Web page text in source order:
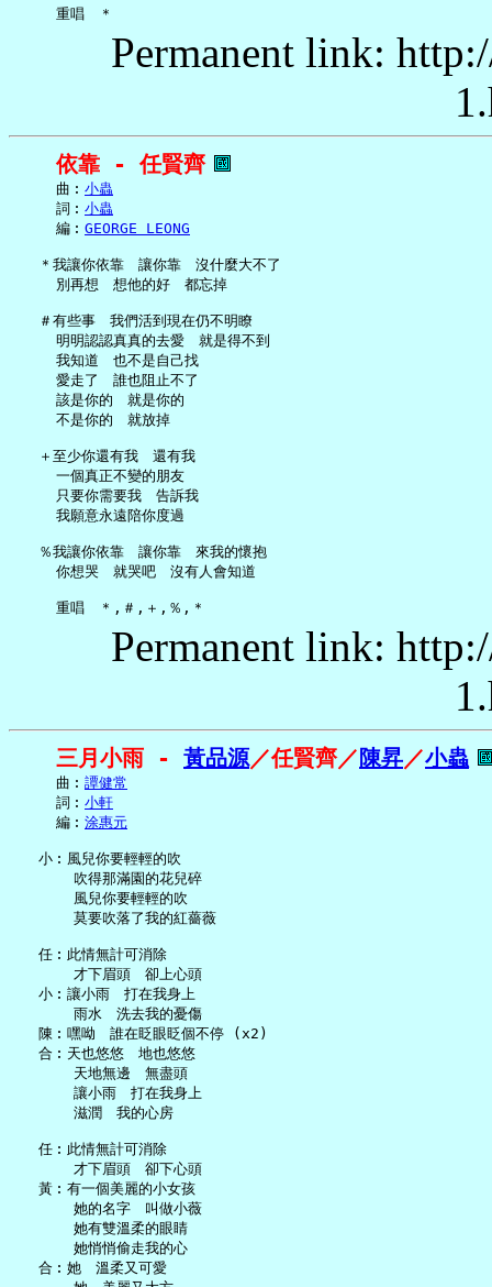
Permanent link:
依靠 - 任賢齊
     曲︰
小蟲
     詞︰
小蟲
     編︰
GEORGE LEONG
   ＊我讓你依靠　讓你靠　沒什麼大不了
     別再想　想他的好　都忘掉
   ＃有些事　我們活到現在仍不明瞭
     明明認認真真的去愛　就是得不到
     我知道　也不是自己找
     愛走了　誰也阻止不了
     該是你的　就是你的
     不是你的　就放掉
   ＋至少你還有我　還有我
     一個真正不變的朋友
     只要你需要我　告訴我
     我願意永遠陪你度過
   ％我讓你依靠　讓你靠　來我的懷抱
     你想哭　就哭吧　沒有人會知道
Permanent link:
三月小雨 - 黃品源／任賢齊／ 陳昇／小蟲
     曲︰
譚健常
     詞︰
小軒
     編︰
涂惠元
   小︰風兒你要輕輕的吹
       吹得那滿園的花兒碎
       風兒你要輕輕的吹
       莫要吹落了我的紅薔薇
   任︰此情無計可消除
       才下眉頭　卻上心頭
   小︰讓小雨　打在我身上
       雨水　洗去我的憂傷
   陳︰嘿呦　誰在眨眼眨個不停 (x2)
   合︰天也悠悠　地也悠悠
       天地無邊　無盡頭
       讓小雨　打在我身上
       滋潤　我的心房
   任︰此情無計可消除
       才下眉頭　卻下心頭
   黃︰有一個美麗的小女孩
       她的名字　叫做小薇
       她有雙溫柔的眼睛
       她悄悄偷走我的心
   合︰她　溫柔又可愛